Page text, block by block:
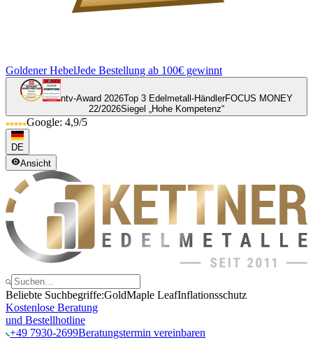
Goldener HebelJede Bestellung ab 100€ gewinnt
ntv-Award 2026Top 3 Edelmetall-HändlerFOCUS MONEY
22/2026Siegel „Hohe Kompetenz“
Google: 4,9/5
DE
Ansicht
Beliebte Suchbegriffe:GoldMaple LeafInflationsschutz
Kostenlose Beratung
und Bestellhotline
+49 7930-2699Beratungstermin vereinbaren